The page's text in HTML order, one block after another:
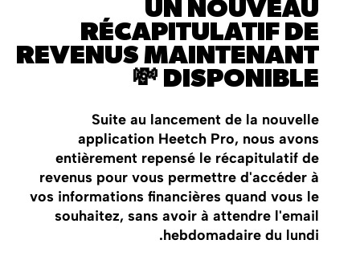
UN NOUVEAU
RÉCAPITULATIF DE
REVENUS MAINTENANT
DISPONIBLE 💸
Suite au lancement de la nouvelle
application Heetch Pro, nous avons
entièrement repensé le récapitulatif de
revenus pour vous permettre d'accéder à
vos informations financières quand vous le
souhaitez, sans avoir à attendre l'email
hebdomadaire du lundi.